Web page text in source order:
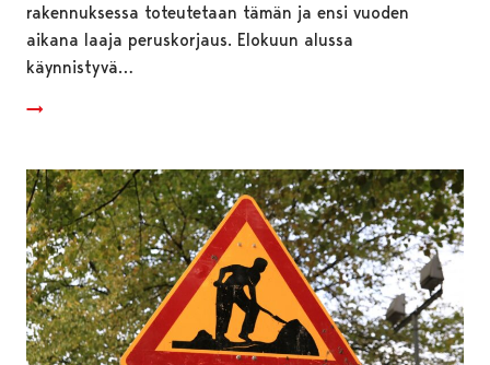
rakennuksessa toteutetaan tämän ja ensi vuoden
aikana laaja peruskorjaus. Elokuun alussa
käynnistyvä…